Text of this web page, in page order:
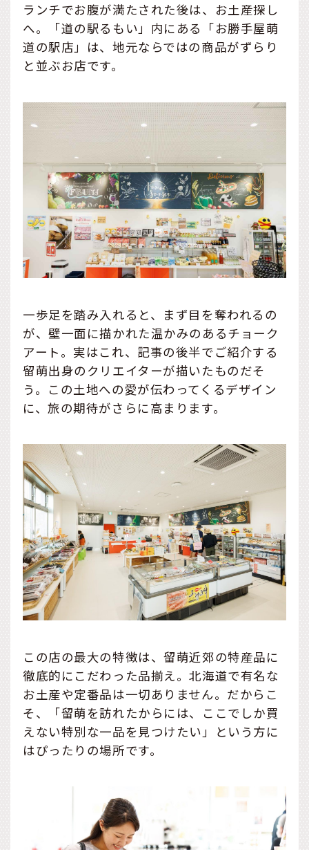
ランチでお腹が満たされた後は、お土産探し
へ。「道の駅るもい」内にある「お勝手屋萌
道の駅店」は、地元ならではの商品がずらり
と並ぶお店です。
一歩足を踏み入れると、まず目を奪われるの
が、壁一面に描かれた温かみのあるチョーク
アート。実はこれ、記事の後半でご紹介する
留萌出身のクリエイターが描いたものだそ
う。この土地への愛が伝わってくるデザイン
に、旅の期待がさらに高まります。
この店の最大の特徴は、留萌近郊の特産品に
徹底的にこだわった品揃え。北海道で有名な
お土産や定番品は一切ありません。だからこ
そ、「留萌を訪れたからには、ここでしか買
えない特別な一品を見つけたい」という方に
はぴったりの場所です。